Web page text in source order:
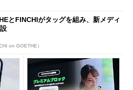
とFINCHIがタッグを組み、新メディ
on GOETHE）